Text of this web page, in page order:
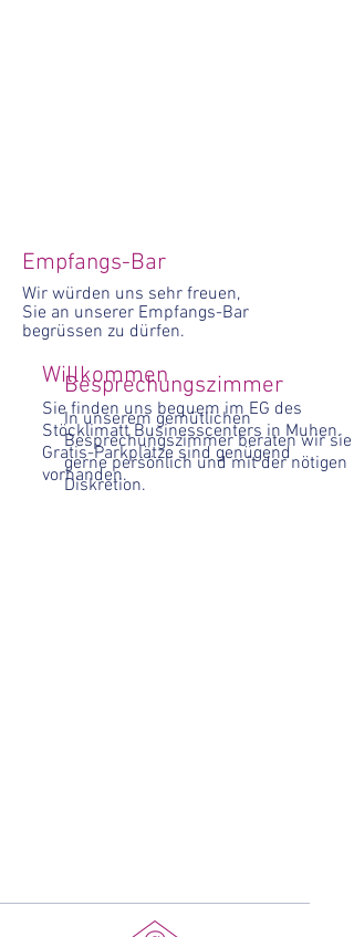
Empfangs-Bar
Wir würden uns sehr freuen,
Sie an unserer Empfangs-Bar
begrüssen zu dürfen.
Willkommen
Sie finden uns bequem im EG des
Stöcklimatt Businesscenters in Muhen.
Gratis-Parkplätze sind genügend
vorhanden.
Besprechungszimmer
In unserem gemütlichen
Besprechungszimmer beraten wir sie
gerne persönlich und mit der nötigen
Diskretion.